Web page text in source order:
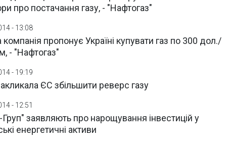
про постачання газу, - "Нафтогаз"
- 13:08
компанія пропонує Україні купувати газ по 300 дол./
- "Нафтогаз"
- 19:19
ЄС збільшити реверс газу
- 12:51
заявляють про нарощування інвестицій у
енергетичні активи